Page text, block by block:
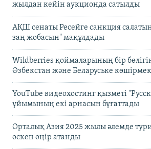
жылдан кейін аукционда сатылды
АҚШ сенаты Ресейге санкция
заң жобасын" мақұлдады
Wildberries қоймаларының бір
Өзбекстан және Беларуське
YouTube видеохостинг қызметі
ұйымының екі арнасын бұғаттады
Орталық Азия 2025 жылы әлемде
өскен өңір атанды